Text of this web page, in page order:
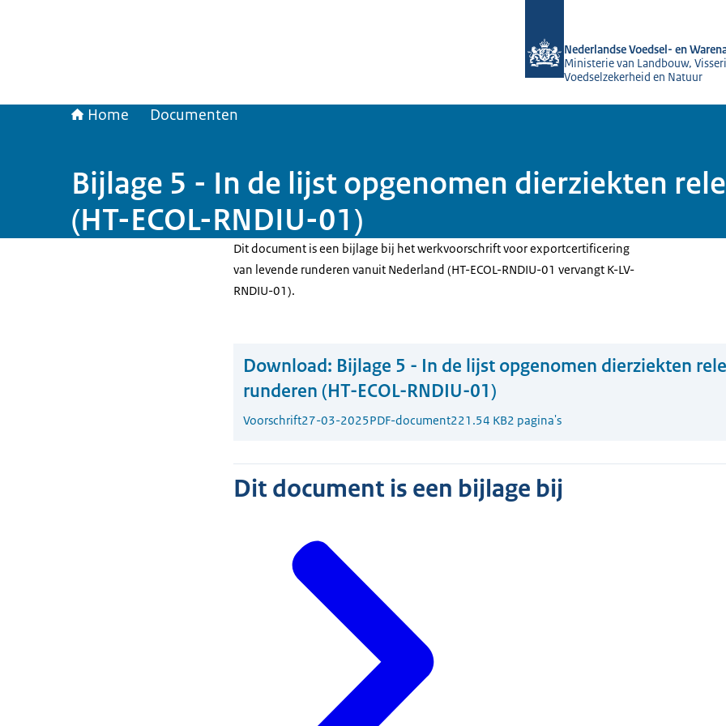
Nederlandse Voedsel- en
Ministerie van Landbouw,
Voedselzekerheid en Natuur
Home Documenten
Bijlage 5 - In de lijst opgenomen dierziekten
(HT-ECOL-RNDIU-01)
Dit document is een bijlage bij het werkvoorschrift voor exportcertificering
van levende runderen vanuit Nederland (HT-ECOL-RNDIU-01 vervangt K-LV-
RNDIU-01).
Download: Bijlage 5 - In de lijst opgenomen dierziekten
runderen (HT-ECOL-RNDIU-01)
Voorschrift27-03-2025PDF-document221.54 KB2 pagina's
Dit document is een bijlage bij